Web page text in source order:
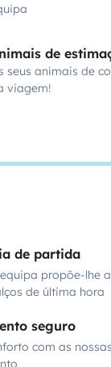
de
seus animais de
viagem!
de partida
propõe-lhe
de última hora
seguro
com as